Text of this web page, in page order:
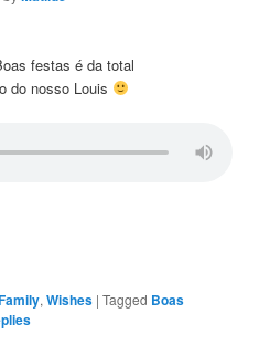
festas é da total
do nosso Louis
,Wishes |Tagged Boas